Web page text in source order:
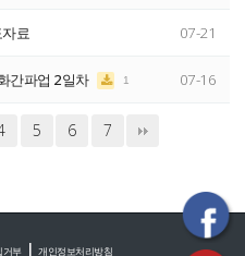
료 07-21
간파업 2일차 1 07-16
5 6 7
거부|개인정보처리방침